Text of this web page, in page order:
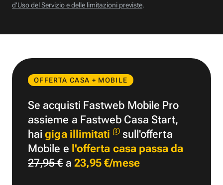
d’Uso del Servizio e delle limitazioni previste.
OFFERTA CASA + MOBILE
Se acquisti Fastweb Mobile Pro
assieme a Fastweb Casa Start,
haigiga illimitati
sull'offerta
Mobile e l'offerta casa passa da
27,95 €a 23,95 €/mese